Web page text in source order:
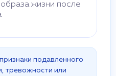
жизни после
подавленного
тревожности или